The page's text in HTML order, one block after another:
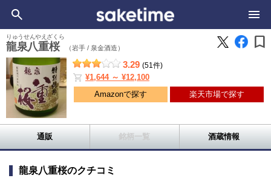
龍泉八重桜
りゅうせんやえざくら
（岩手 / 泉金酒造） bookmark
3.29 (51件)
shopping_cart ¥1,644 ～ ¥12,100
Amazonで探す 楽天市場で探す
通販 銘柄一覧 酒蔵情報
龍泉八重桜のクチコミ